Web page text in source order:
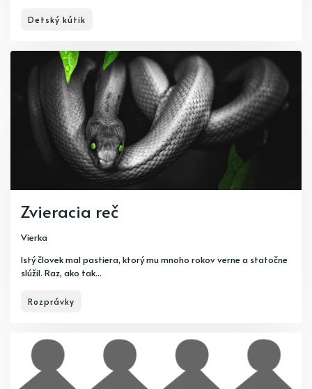
Detský kútik
Zvieracia reč
Vierka
Istý človek mal pastiera, ktorý mu mnoho rokov verne a statočne
slúžil. Raz, ako tak...
Rozprávky